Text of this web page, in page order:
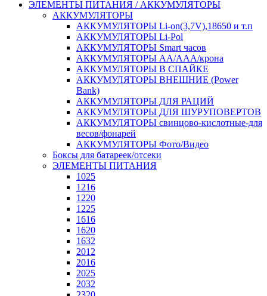
ЭЛЕМЕНТЫ ПИТАНИЯ / АККУМУЛЯТОРЫ
АККУМУЛЯТОРЫ
АККУМУЛЯТОРЫ Li-on(3,7V),18650 и т.п
АККУМУЛЯТОРЫ Li-Pol
АККУМУЛЯТОРЫ Smart часов
АККУМУЛЯТОРЫ АА/ААА/крона
АККУМУЛЯТОРЫ В СПАЙКЕ
АККУМУЛЯТОРЫ ВНЕШНИЕ (Power
Bank)
АККУМУЛЯТОРЫ ДЛЯ РАЦИЙ
АККУМУЛЯТОРЫ ДЛЯ ШУРУПОВЕРТОВ
АККУМУЛЯТОРЫ свинцово-кислотные-для
весов/фонарей
АККУМУЛЯТОРЫ Фото/Видео
Боксы для батареек/отсеки
ЭЛЕМЕНТЫ ПИТАНИЯ
1025
1216
1220
1225
1616
1620
1632
2012
2016
2025
2032